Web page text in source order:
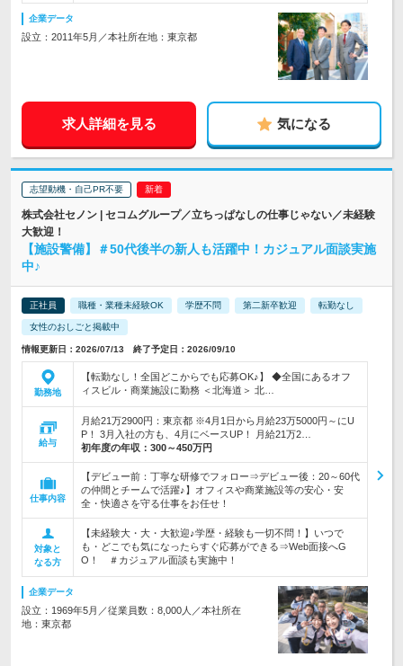
企業データ
設立：2011年5月／本社所在地：東京都
求人詳細を見る 気になる
志望動機・自己PR不要
株式会社セノン | セコムグループ／立ちっぱなしの仕事じゃない／未経験
大歓迎！
【施設警備】＃50代後半の新人も活躍中！カジュアル面談実施
中♪
正社員 職種・業種未経験OK 学歴不問 第二新卒歓迎 転勤なし
女性のおしごと掲載中
情報更新日：2026/07/13 終了予定日：2026/09/10
勤務地
【転勤なし！全国どこからでも応募OK♪】 ◆全国にあるオフ
ィスビル・商業施設に勤務 ＜北海道＞ 北…
給与
月給21万2900円：東京都 ※4月1日から月給23万5000円～にU
P！ 3月入社の方も、4月にベースUP！ 月給21万2…
初年度の年収： 300～450万円
仕事内容
【デビュー前：丁寧な研修でフォロー⇒デビュー後：20～60代
の仲間とチームで活躍♪】オフィスや商業施設等の安心・安
全・快適さを守る仕事をお任せ！
対象と
なる方
【未経験大・大・大歓迎♪学歴・経験も一切不問！】いつで
も・どこでも気になったらすぐ応募ができる⇒Web面接へG
O！ ＃カジュアル面談も実施中！
企業データ
設立：1969年5月／従業員数：8,000人／本社所在
地：東京都